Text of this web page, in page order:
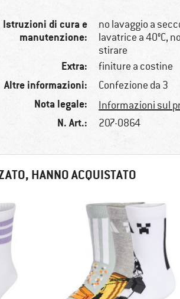
Istruzioni di cura e
manutenzione:
no lavaggio a
lavatrice a 40°C,
stirare
Extra: finiture a costine
Altre informazioni: Confezione da 3
Nota legale: Informazioni sul
N. Art.: 207-0864
HANNO ACQUISTATO